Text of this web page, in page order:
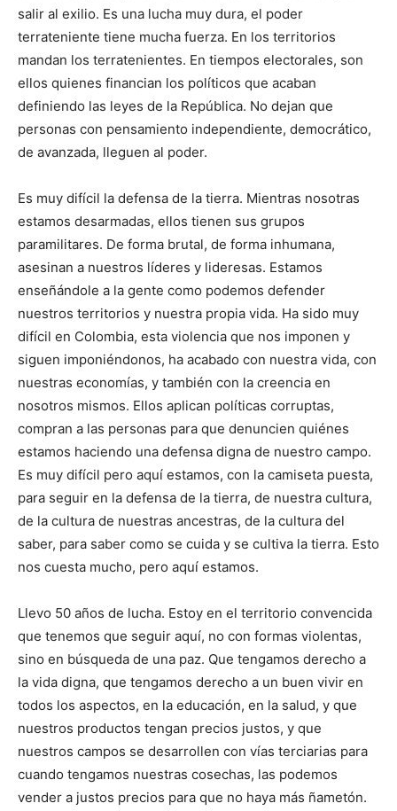
salir al exilio. Es una lucha muy dura, el poder
terrateniente tiene mucha fuerza. En los territorios
mandan los terratenientes. En tiempos electorales, son
ellos quienes financian los políticos que acaban
definiendo las leyes de la República. No dejan que
personas con pensamiento independiente, democrático,
de avanzada, lleguen al poder.
Es muy difícil la defensa de la tierra. Mientras nosotras
estamos desarmadas, ellos tienen sus grupos
paramilitares. De forma brutal, de forma inhumana,
asesinan a nuestros líderes y lideresas. Estamos
enseñándole a la gente como podemos defender
nuestros territorios y nuestra propia vida. Ha sido muy
difícil en Colombia, esta violencia que nos imponen y
siguen imponiéndonos, ha acabado con nuestra vida, con
nuestras economías, y también con la creencia en
nosotros mismos. Ellos aplican políticas corruptas,
compran a las personas para que denuncien quiénes
estamos haciendo una defensa digna de nuestro campo.
Es muy difícil pero aquí estamos, con la camiseta puesta,
para seguir en la defensa de la tierra, de nuestra cultura,
de la cultura de nuestras ancestras, de la cultura del
saber, para saber como se cuida y se cultiva la tierra. Esto
nos cuesta mucho, pero aquí estamos.
Llevo 50 años de lucha. Estoy en el territorio convencida
que tenemos que seguir aquí, no con formas violentas,
sino en búsqueda de una paz. Que tengamos derecho a
la vida digna, que tengamos derecho a un buen vivir en
todos los aspectos, en la educación, en la salud, y que
nuestros productos tengan precios justos, y que
nuestros campos se desarrollen con vías terciarias para
cuando tengamos nuestras cosechas, las podemos
vender a justos precios para que no haya más ñametón.